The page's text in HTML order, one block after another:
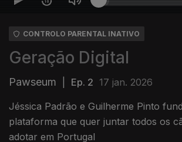
CONTROLO PARENTAL INATIVO
Geração Digital
Pawseum Ep. 2 17 jan. 2026
Jéssica Padrão e Guilherme Pinto
plataforma que quer juntar todos os
adotar em Portugal